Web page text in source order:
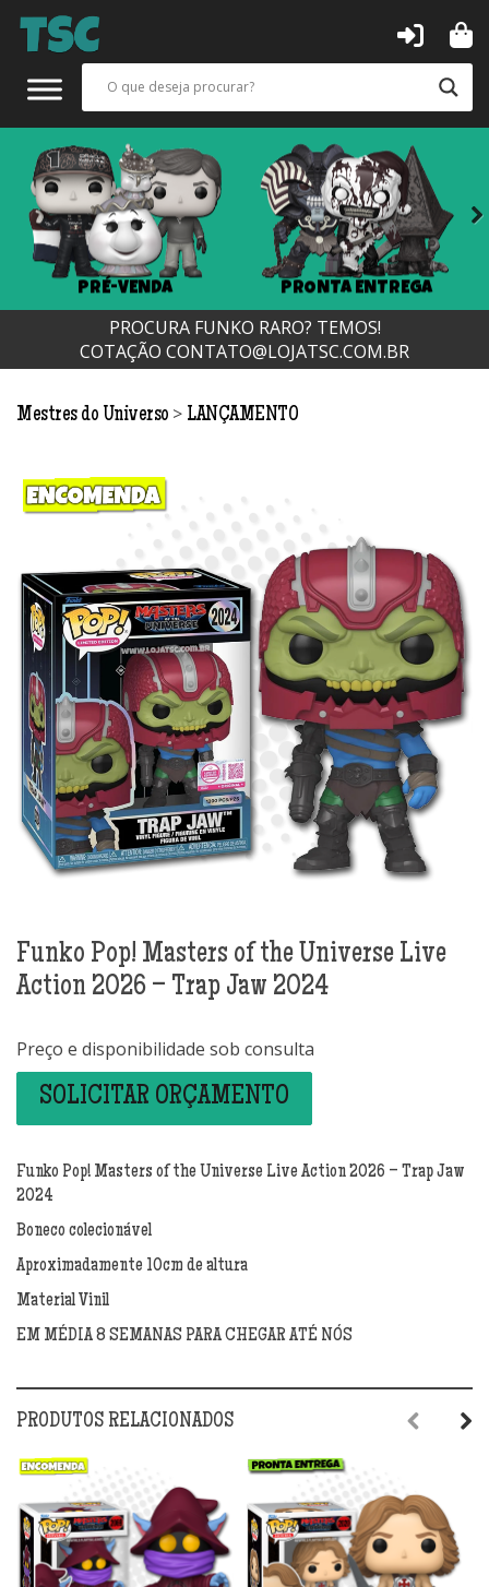
PRÉ-VENDA PRONTA ENTREGA
Next
PROCURA FUNKO RARO? TEMOS!
COTAÇÃO CONTATO@LOJATSC.COM.BR
Mestres do Universo > LANÇAMENTO
Funko Pop! Masters of the Universe Live
Action 2026 – Trap Jaw 2024
Preço e disponibilidade sob consulta
SOLICITAR ORÇAMENTO
Funko Pop! Masters of the Universe Live Action 2026 – Trap Jaw
2024
Boneco colecionável
Aproximadamente 10cm de altura
Material Vinil
EM MÉDIA 8 SEMANAS PARA CHEGAR ATÉ NÓS
PRODUTOS RELACIONADOS